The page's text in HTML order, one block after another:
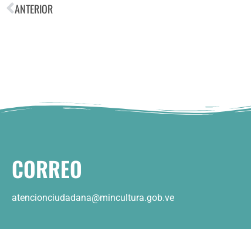
ANTERIOR
CORREO
atencionciudadana@mincultura.gob.ve